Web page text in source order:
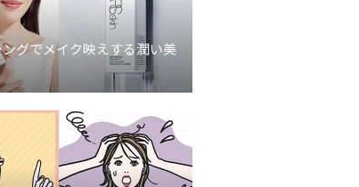
グでメイク映えする潤い美